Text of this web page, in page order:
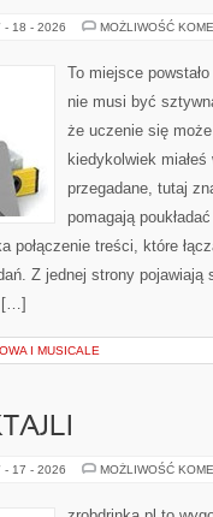
- 18 - 2026 MOŻLIWOŚĆ
To miejsce
nie musi być
że uczenie się
kiedykolwiek
przegadane, tutaj
pomagają
połączenie treści, które
Z jednej strony pojawiają
[…]
I MUSICALE
- 17 - 2026 MOŻLIWOŚĆ